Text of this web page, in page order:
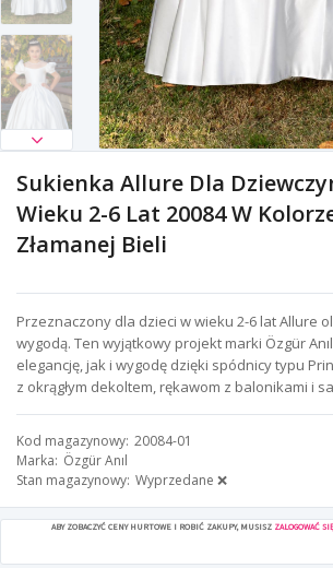
Sukienka Allure Dla
Wieku 2-6 Lat 20084 W
Złamanej Bieli
Przeznaczony dla dzieci w wieku 2-6 lat Allure
wygodą. Ten wyjątkowy projekt marki Özgür
elegancję, jak i wygodę dzięki spódnicy typu
z okrągłym dekoltem, rękawom z balonikami i
Kod magazynowy 20084-01
Marka Özgür Anıl
Stan magazynowy Wyprzedane ❌
ABY ZOBACZYĆ CENY HURTOWE I ROBIĆ ZAKUPY, MUSISZ ZALOGOWAĆ SIĘ